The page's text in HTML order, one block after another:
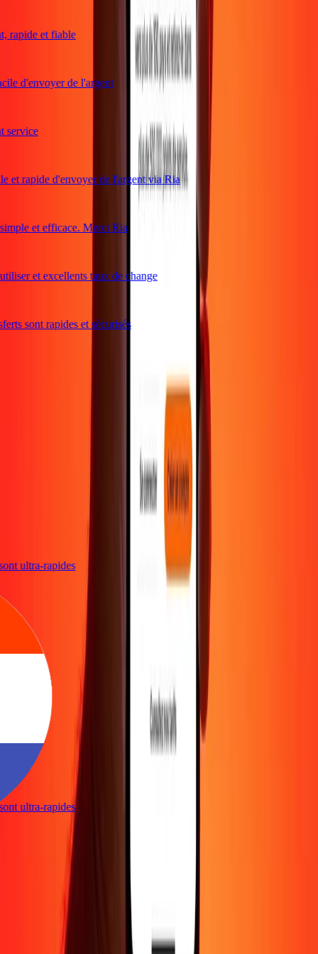
et fiable
d'envoyer de l'argent
rapide d'envoyer de l'argent via Ria
et efficace. Merci Ria
et excellents taux de change
sont rapides et sécurisés
ultra-rapides
ultra-rapides